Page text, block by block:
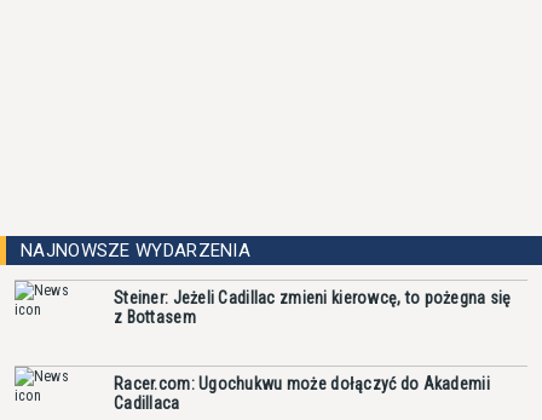
NAJNOWSZE WYDARZENIA
Steiner: Jeżeli Cadillac zmieni kierowcę, to pożegna się
z Bottasem
Racer.com: Ugochukwu może dołączyć do Akademii
Cadillaca